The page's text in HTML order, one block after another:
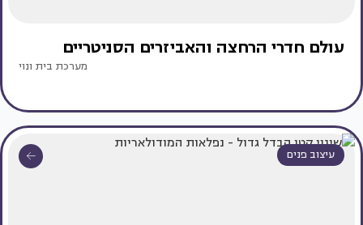
עולם חדרי הרחצה והאביזרים הסניטריים
מערכת בית ונוי
עיצוב פנים